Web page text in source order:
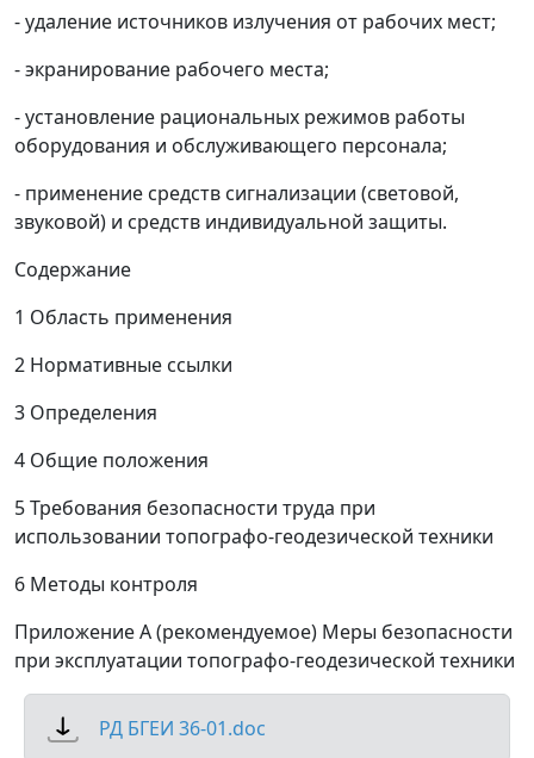
- удаление источников излучения от рабочих мест;
- экранирование рабочего места;
- установление рациональных режимов работы
оборудования и обслуживающего персонала;
- применение средств сигнализации (световой,
звуковой) и средств индивидуальной защиты.
Содержание
1 Область применения
2 Нормативные ссылки
3 Определения
4 Общие положения
5 Требования безопасности труда при
использовании топографо-геодезической техники
6 Методы контроля
Приложение А (рекомендуемое) Меры безопасности
при эксплуатации топографо-геодезической техники
РД БГЕИ 36-01.doc